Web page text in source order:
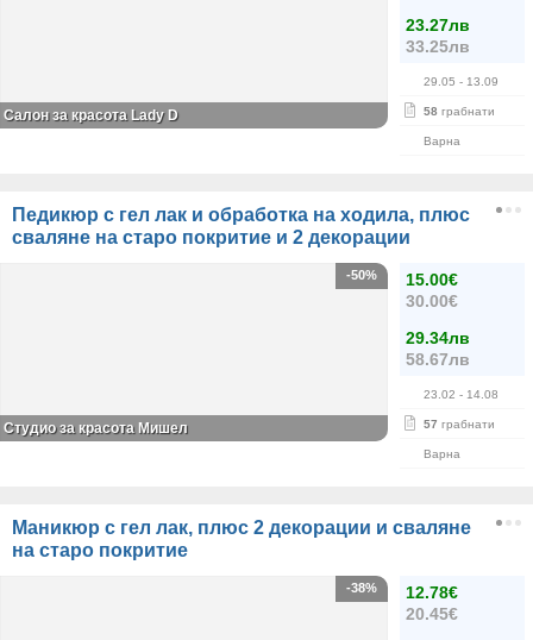
23.27лв
33.25лв
29.05 - 13.09
58 грабнати
Варна
Салон за красота Lady D
Педикюр с гел лак и обработка на ходила, плюс
сваляне на старо покритие и 2 декорации
15.00€
30.00€
29.34лв
58.67лв
23.02 - 14.08
57 грабнати
Варна
-50%
Студио за красота Мишел
Маникюр с гел лак, плюс 2 декорации и сваляне
на старо покритие
12.78€
20.45€
-38%